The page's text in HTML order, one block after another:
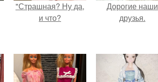
"Страшная? Ну да,
и что?
Дорогие наши
друзья.